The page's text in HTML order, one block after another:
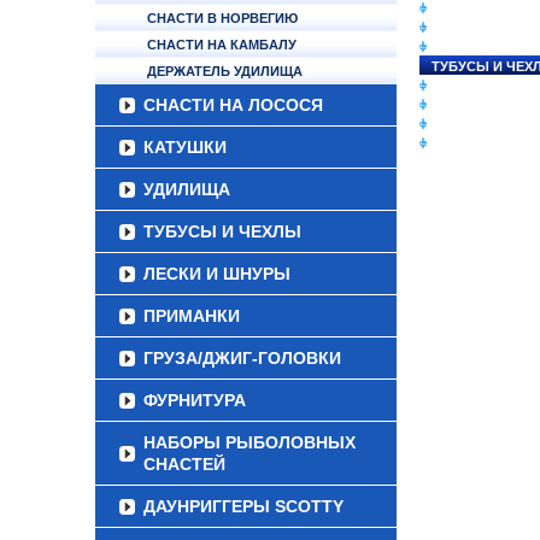
СНАСТИ В НОРВЕГИЮ
СНАСТИ НА КАМБАЛУ
ДЕРЖАТЕЛЬ УДИЛИЩА
СНАСТИ НА ЛОСОСЯ
КАТУШКИ
УДИЛИЩА
ТУБУСЫ И ЧЕХЛЫ
ЛЕСКИ И ШНУРЫ
ПРИМАНКИ
ГРУЗА/ДЖИГ-ГОЛОВКИ
ФУРНИТУРА
НАБОРЫ РЫБОЛОВНЫХ
СНАСТЕЙ
ДАУНРИГГЕРЫ SCOTTY
ТУБУСЫ И